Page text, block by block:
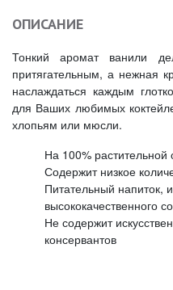
ОПИСАНИЕ
Тонкий аромат ванили
притягательным, а нежная
наслаждаться каждым
для Ваших любимых
хлопьям или мюсли.
На 100% растительной
Содержит низкое
Питательный напиток,
высококачественного
Не содержит
консервантов